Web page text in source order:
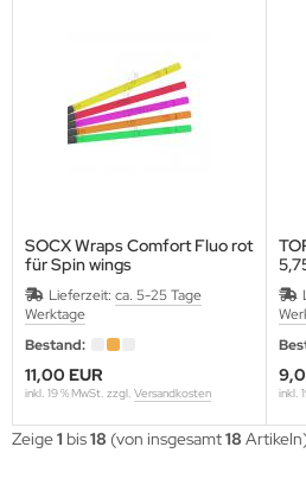
SOCX Wraps Comfort Fluo rot
für Spin wings
Lieferzeit: ca. 5-25 Tage
Werktage
Bestand:
11,00 EUR
inkl. 19 % MwSt. zzgl. Versandkosten inkl.
Zeige1 bis18 (von insgesamt18
ARCHERY DESIGNS
VENOM